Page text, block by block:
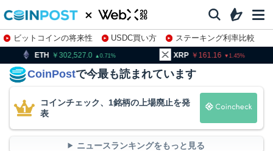
ビットコインの将来性 USDC買い方
ステーキング利率比較
株特集・関連銘柄
302,527.0 0.71 XRP 161.16 1.45 BNB
CoinPostで今最も読まれています
コインチェック、1銘柄の上場廃止を発
表
ニュースランキングをもっと見る